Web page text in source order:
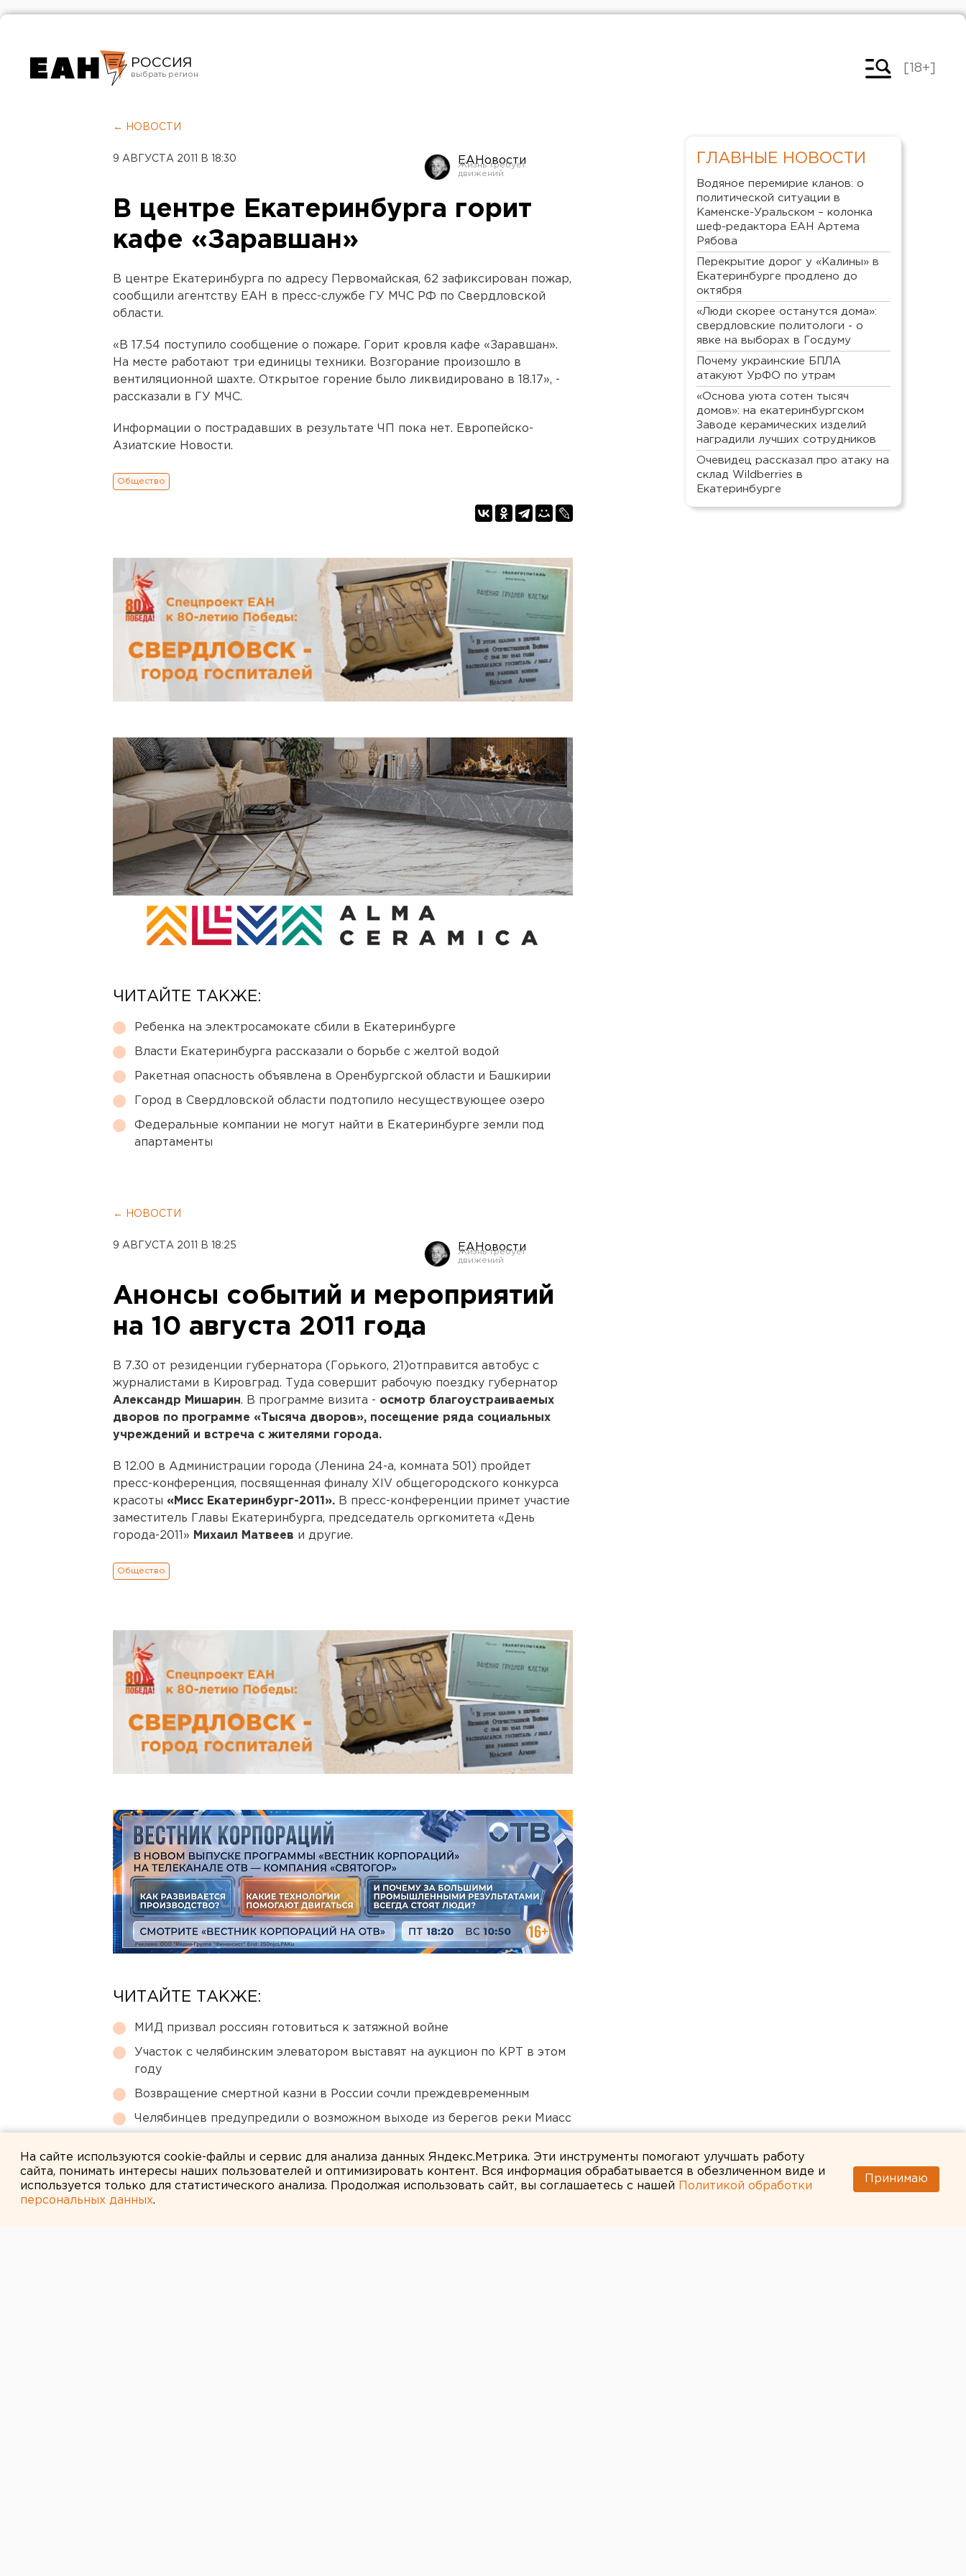
РОССИЯ
Челябинск
[18+]
← НОВОСТИ
9 АВГУСТА 2011 В 18:30 ЕАНовости
В центре Екатеринбурга горит
кафе «Заравшан»
В центре Екатеринбурга по адресу Первомайская, 62 зафиксирован пожар,
сообщили агентству ЕАН в пресс-службе ГУ МЧС РФ по Свердловской
области.
«В 17.54 поступило сообщение о пожаре. Горит кровля кафе «Заравшан».
На месте работают три единицы техники. Возгорание произошло в
вентиляционной шахте. Открытое горение было ликвидировано в 18.17», -
рассказали в ГУ МЧС.
Информации о пострадавших в результате ЧП пока нет. Европейско-
Азиатские Новости.
Общество
ЧИТАЙТЕ ТАКЖЕ:
Ребенка на электросамокате сбили в Екатеринбурге
Власти Екатеринбурга рассказали о борьбе с желтой водой
Ракетная опасность объявлена в Оренбургской области и Башкирии
Город в Свердловской области подтопило несуществующее озеро
Федеральные компании не могут найти в Екатеринбурге земли под
апартаменты
← НОВОСТИ
9 АВГУСТА 2011 В 18:25 ЕАНовости
Анонсы событий и мероприятий
на 10 августа 2011 года
В 7.30 от резиденции губернатора (Горького, 21)отправится автобус с
журналистами в Кировград. Туда совершит рабочую поездку губернатор
Александр Мишарин. В программе визита - осмотр благоустраиваемых
дворов по программе «Тысяча дворов», посещение ряда социальных
учреждений и встреча с жителями города.
В 12.00 в Администрации города (Ленина 24-а, комната 501) пройдет
пресс-конференция, посвященная финалу XIV общегородского конкурса
красоты «Мисс Екатеринбург-2011». В пресс-конференции примет участие
заместитель Главы Екатеринбурга, председатель оргкомитета «День
города-2011» Михаил Матвеев и другие.
Общество
ЧИТАЙТЕ ТАКЖЕ:
МИД призвал россиян готовиться к затяжной войне
Участок с челябинским элеватором выставят на аукцион по КРТ в этом
году
Возвращение смертной казни в России сочли преждевременным
Челябинцев предупредили о возможном выходе из берегов реки Миасс
ГЛАВНЫЕ НОВОСТИ
Водяное перемирие кланов: о
политической ситуации в
Каменске-Уральском – колонка
шеф-редактора ЕАН Артема
Рябова
Перекрытие дорог у «Калины» в
Екатеринбурге продлено до
октября
«Люди скорее останутся дома»:
свердловские политологи - о
явке на выборах в Госдуму
Почему украинские БПЛА
атакуют УрФО по утрам
«Основа уюта сотен тысяч
домов»: на екатеринбургском
Заводе керамических изделий
наградили лучших сотрудников
Очевидец рассказал про атаку на
склад Wildberries в
Екатеринбурге
На сайте используются cookie-файлы и сервис для анализа данных Яндекс.Метрика. Эти инструменты помогают улучшать работу
сайта, понимать интересы наших пользователей и оптимизировать контент. Вся информация обрабатывается в обезличенном виде и
используется только для статистического анализа. Продолжая использовать сайт, вы соглашаетесь с нашей
Политикой обработки
персональных данных.
Принимаю